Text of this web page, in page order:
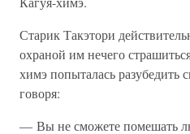
Старик Такэтори
охраной им нечего
химэ попыталась разубедить
говоря:
— Вы не сможете помешать